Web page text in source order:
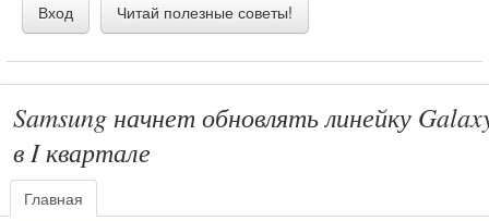
Вход Читай полезные советы!
Samsung начнет обновлять линейку
в I квартале
Главная